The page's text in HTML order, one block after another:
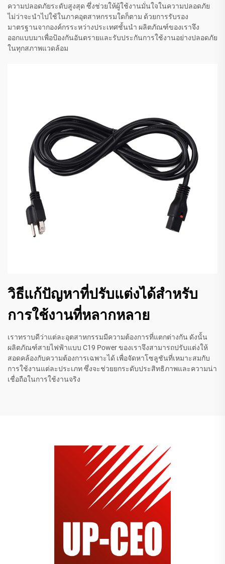
ความปลอดภัยระดับสูงสุด ซึ่งช่วยให้ผู้ใช้งานมั่นใจในความปลอดภัย
ไม่ว่าจะนำไปใช้ในภาคอุตสาหกรรมใดก็ตาม ด้วยการรับรอง
มาตรฐานจากองค์กรระหว่างประเทศชั้นนำ ผลิตภัณฑ์ของเราจึง
ออกแบบมาเพื่อป้องกันอันตรายและรับประกันการใช้งานอย่างปลอดภัย
ในทุกสภาพแวดล้อม
วิธีแก้ปัญหาที่ปรับแต่งได้สำหรับ
การใช้งานที่หลากหลาย
เราทราบดีว่าแต่ละอุตสาหกรรมมีความต้องการที่แตกต่างกัน ดังนั้น
ผลิตภัณฑ์สายไฟฟ้าแบบ C19 Power ของเราจึงสามารถปรับแต่งให้
สอดคล้องกับความต้องการเฉพาะได้ เพื่อจัดหาโซลูชันที่เหมาะสมกับ
การใช้งานแต่ละประเภท ซึ่งจะช่วยยกระดับประสิทธิภาพและความน่า
เชื่อถือในการใช้งานจริง